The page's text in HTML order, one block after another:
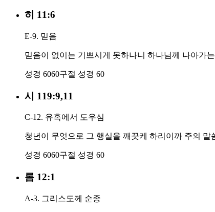
히 11:6
E-9. 믿음
믿음이 없이는 기쁘시게 못하나니 하나님께 나아가
성경 6060구절 성경 60
시 119:9,11
C-12. 유혹에서 도우심
청년이 무엇으로 그 행실을 깨끗케 하리이까 주의
성경 6060구절 성경 60
롬 12:1
A-3. 그리스도께 순종